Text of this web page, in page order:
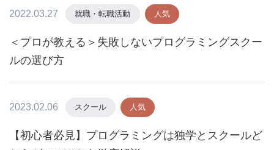
2022.03.27 就職・転職活動 人気
＜プロが教える＞失敗しないプログラミングスクー
ルの選び方
2023.02.06 スクール 人気
【初心者必見】プログラミングは独学とスクールど